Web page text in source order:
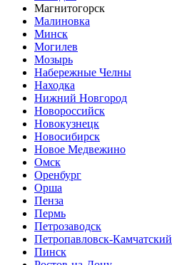
Магнитогорск
Малиновка
Минск
Могилев
Мозырь
Набережные Челны
Находка
Нижний Новгород
Новороссийск
Новокузнецк
Новосибирск
Новое Медвежино
Омск
Оренбург
Орша
Пенза
Пермь
Петрозаводск
Петропавловск-Камчатский
Пинск